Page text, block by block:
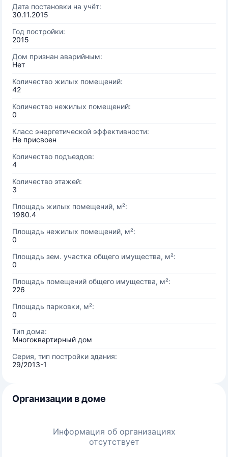
Дата постановки на учёт:
30.11.2015
Год постройки:
2015
Дом признан аварийным:
Нет
Количество жилых помещений:
42
Количество нежилых помещений:
0
Класс энергетической эффективности:
Не присвоен
Количество подъездов:
4
Количество этажей:
3
Площадь жилых помещений, м²:
1980.4
Площадь нежилых помещений, м²:
0
Площадь зем. участка общего имущества, м²:
0
Площадь помещений общего имущества, м²:
226
Площадь парковки, м²:
0
Тип дома:
Многоквартирный дом
Серия, тип постройки здания:
29/2013-1
Организации в доме
Информация об организациях
отсутствует